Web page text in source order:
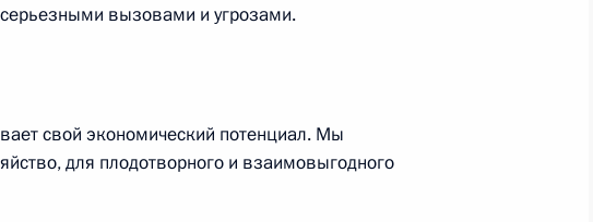
посвященном Дню
вызовами и угрозами.
свой экономический потенциал. Мы
для плодотворного и взаимовыгодного